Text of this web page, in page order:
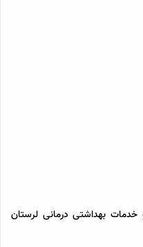
بهداشتی درمانی لرستان